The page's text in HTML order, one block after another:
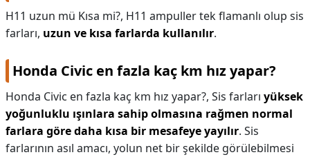
H11 uzun mü Kısa mi?, H11 ampuller tek flamanlı olup sis
farları, uzun ve kısa farlarda kullanılır.
Honda Civic en fazla kaç km hız yapar?
Honda Civic en fazla kaç km hız yapar?, Sis farları yüksek
yoğunluklu ışınlara sahip olmasına rağmen normal
farlara göre daha kısa bir mesafeye yayılır. Sis
farlarının asıl amacı, yolun net bir şekilde görülebilmesi